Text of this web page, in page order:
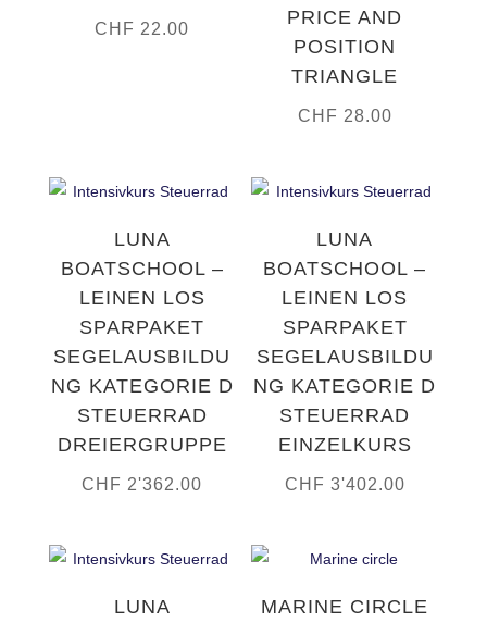
CHF 22.00
PRICE AND
POSITION
TRIANGLE
CHF 28.00
LUNA
BOATSCHOOL –
LEINEN LOS
SPARPAKET
SEGELAUSBILDU
NG KATEGORIE D
STEUERRAD
DREIERGRUPPE
CHF 2'362.00
LUNA
BOATSCHOOL –
LEINEN LOS
SPARPAKET
SEGELAUSBILDU
NG KATEGORIE D
STEUERRAD
EINZELKURS
CHF 3'402.00
LUNA
MARINE CIRCLE